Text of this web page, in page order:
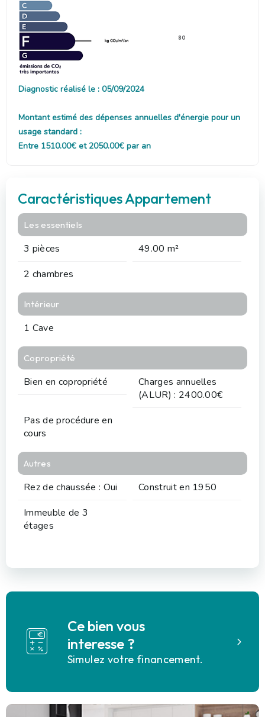
80
Diagnostic réalisé le : 05/09/2024
Montant estimé des dépenses annuelles d'énergie pour un
usage standard :
Entre 1510.00€ et 2050.00€ par an
Caractéristiques Appartement
Les essentiels
3 pièces
49.00 m²
2 chambres
Intérieur
1 Cave
Copropriété
Bien en copropriété
Charges annuelles
(ALUR) : 2400.00€
Pas de procédure en
cours
Autres
Rez de chaussée : Oui
Construit en 1950
Immeuble de 3
étages
Ce bien vous
interesse ?
Simulez votre financement.